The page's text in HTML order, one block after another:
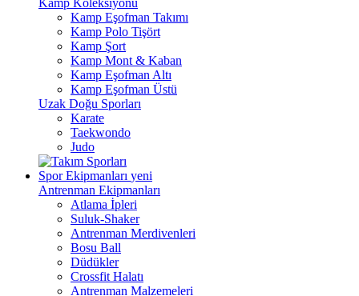
Kamp Koleksiyonu
Kamp Eşofman Takımı
Kamp Polo Tişört
Kamp Şort
Kamp Mont & Kaban
Kamp Eşofman Altı
Kamp Eşofman Üstü
Uzak Doğu Sporları
Karate
Taekwondo
Judo
Spor Ekipmanları yeni
Antrenman Ekipmanları
Atlama İpleri
Suluk-Shaker
Antrenman Merdivenleri
Bosu Ball
Düdükler
Crossfit Halatı
Antrenman Malzemeleri